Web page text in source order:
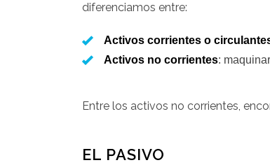
diferenciamos entre:
Activos corrientes o
Activos no corrientes:
Entre los activos no corrientes,
EL PASIVO